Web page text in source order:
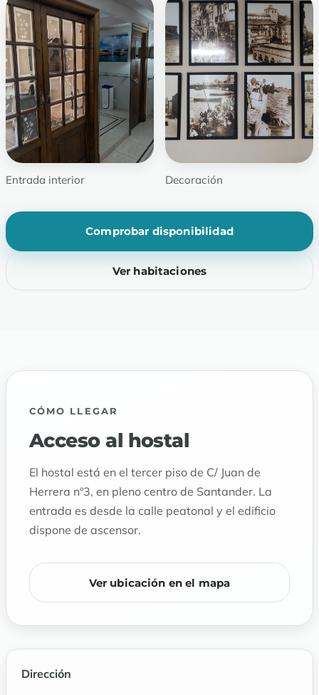
Entrada interior Decoración
Comprobar disponibilidad
Ver habitaciones
CÓMO LLEGAR
Acceso al hostal
El hostal está en el tercer piso de C/ Juan de
Herrera nº3, en pleno centro de Santander. La
entrada es desde la calle peatonal y el edificio
dispone de ascensor.
Ver ubicación en el mapa
Dirección